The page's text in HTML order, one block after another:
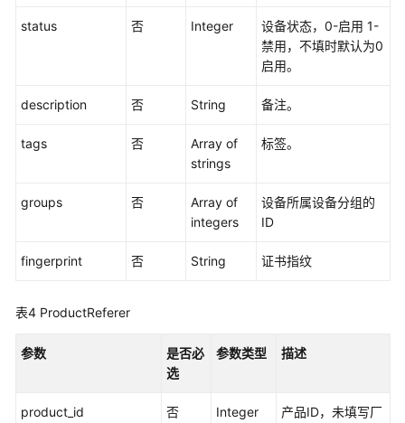
备
status 否 Integer
设备状态，0-启用 1-
禁用，不填时默认为0
启用。
description 否 String 备注。
tags 否
Array of
strings
标签。
groups 否
Array of
integers
设备所属设备分组的
ID
fingerprint 否 String 证书指纹
表4 ProductReferer
参数
是否必
选
参数类型 描述
product_id 否 Integer
产品ID，未填写厂